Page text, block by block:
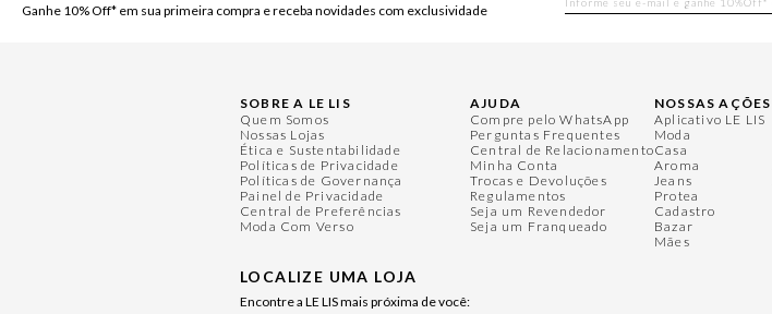
Ganhe 10% Off* em sua primeira compra e receba novidades com exclusividade
SOBRE A LE LIS
Quem Somos
Nossas Lojas
Ética e Sustentabilidade
Políticas de Privacidade
Políticas de Governança
Painel de Privacidade
Central de Preferências
Moda Com Verso
LOCALIZE UMA LOJA
Encontre a LE LIS mais próxima de você:
AJUDA
Compre pelo WhatsApp
Perguntas Frequentes
Central de Relacionamento
Minha Conta
Trocas e Devoluções
Regulamentos
Seja um Revendedor
Seja um Franqueado
NOSSAS AÇÕES
Aplicativo LE LIS
Moda
Casa
Aroma
Jeans
Protea
Cadastro
Bazar
Mães